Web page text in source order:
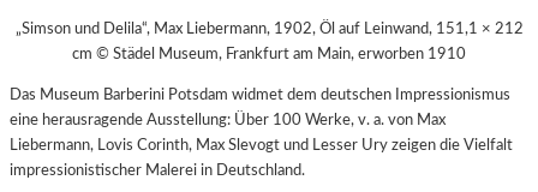
„Simson und Delila“, Max Liebermann, 1902, Öl auf Leinwand, 151,1 × 212
cm © Städel Museum, Frankfurt am Main, erworben 1910
Das Museum Barberini Potsdam widmet dem deutschen Impressionismus
eine herausragende Ausstellung: Über 100 Werke, v. a. von Max
Liebermann, Lovis Corinth, Max Slevogt und Lesser Ury zeigen die Vielfalt
impressionistischer Malerei in Deutschland.